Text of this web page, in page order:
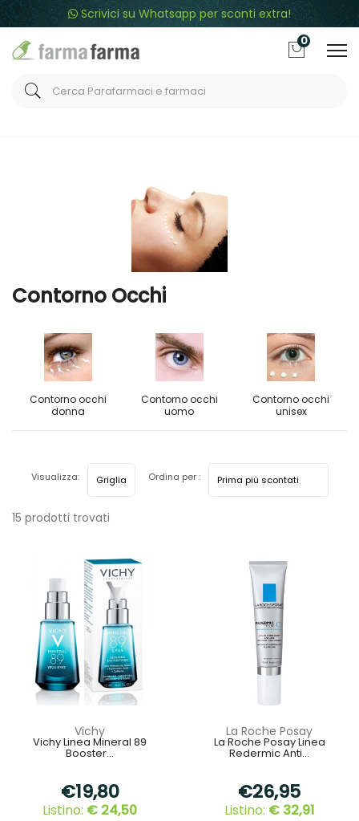
Scrivici su Whatsapp per sconti extra!
0
Contorno Occhi
Contorno occhi
donna
Contorno occhi
uomo
Contorno occhi
unisex
15 prodotti trovati
Visualizza: Ordina per :
Vichy
Vichy Linea Mineral 89
Booster...
€19,80
Listino: € 24,50
La Roche Posay
La Roche Posay Linea
Redermic Anti...
€26,95
Listino: € 32,91